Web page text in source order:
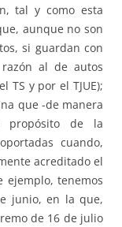
tal y como esta
aunque no son
si guardan con
al de autos
TS y por el TJUE);
que -de manera
propósito de la
cuando,
acreditado el
ejemplo, tenemos
junio, en la que,
de 16 de julio